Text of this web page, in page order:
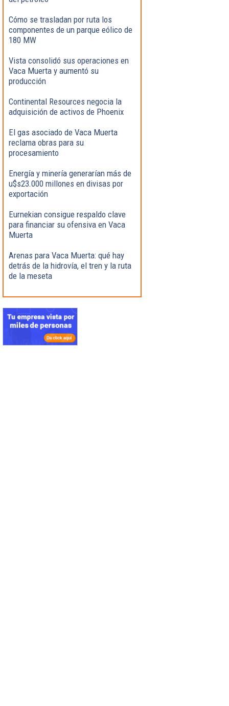
Cómo se trasladan por ruta los
componentes de un parque eólico de
180 MW
Vista consolidó sus operaciones en
Vaca Muerta y aumentó su
producción
Continental Resources negocia la
adquisición de activos de Phoenix
El gas asociado de Vaca Muerta
reclama obras para su
procesamiento
Energía y minería generarían más de
u$s23.000 millones en divisas por
exportación
Eurnekian consigue respaldo clave
para financiar su ofensiva en Vaca
Muerta
Arenas para Vaca Muerta: qué hay
detrás de la hidrovía, el tren y la ruta
de la meseta